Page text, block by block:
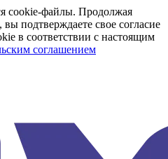
cookie-файлы. Продолжая
подтверждаете свое согласие
в соответствии с настоящим
соглашением